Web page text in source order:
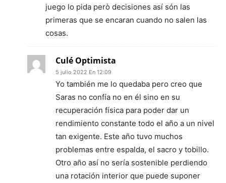
juego lo pida però decisiones así són las
primeras que se encaran cuando no salen las
cosas.
Culé Optimista
5 julio 2022 En 12:09
Yo también me lo quedaba pero creo que
Saras no confía no en él sino en su
recuperación física para poder dar un
rendimiento constante todo el año a un nivel
tan exigente. Este año tuvo muchos
problemas entre espalda, el sacro y tobillo.
Otro año así no sería sostenible perdiendo
una rotación interior que puede suponer